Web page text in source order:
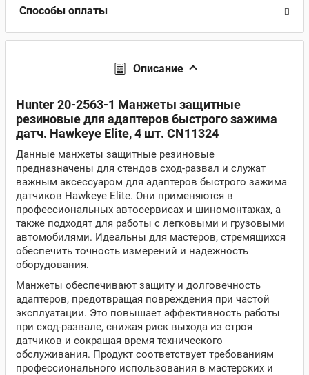
Способы оплаты
Описание
Hunter 20-2563-1 Манжеты защитные
резиновые для адаптеров быстрого зажима
датч. Hawkeye Elite, 4 шт. CN11324
Данные манжеты защитные резиновые
предназначены для стендов сход-развал и служат
важным аксессуаром для адаптеров быстрого зажима
датчиков Hawkeye Elite. Они применяются в
профессиональных автосервисах и шиномонтажах, а
также подходят для работы с легковыми и грузовыми
автомобилями. Идеальны для мастеров, стремящихся
обеспечить точность измерений и надежность
оборудования.
Манжеты обеспечивают защиту и долговечность
адаптеров, предотвращая повреждения при частой
эксплуатации. Это повышает эффективность работы
при сход-развале, снижая риск выхода из строя
датчиков и сокращая время технического
обслуживания. Продукт соответствует требованиям
профессионального использования в мастерских и